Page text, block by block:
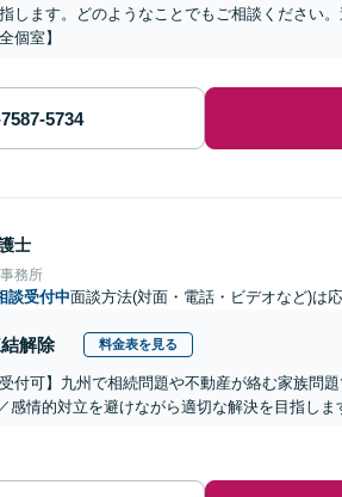
します。どのようなことでもご相談ください
個室】
士
務所
談受付中面談方法(対面・電話・ビデオなど)は
解除 料金表を見る
受付可】九州で相続問題や不動産が絡む家族問
感情的対立を避けながら適切な解決を目指し